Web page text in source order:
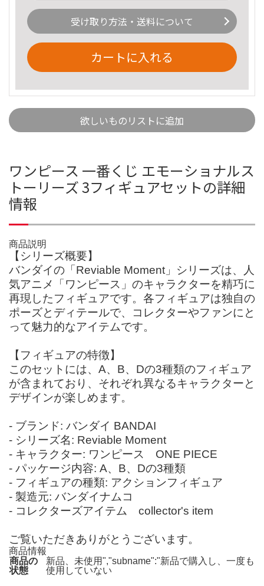
受け取り方法・送料について
カートに入れる
欲しいものリストに追加
ワンピース 一番くじ エモーショナルス
トーリーズ 3フィギュアセットの詳細
情報
商品説明
【シリーズ概要】
バンダイの「Reviable Moment」シリーズは、人
気アニメ「ワンピース」のキャラクターを精巧に
再現したフィギュアです。各フィギュアは独自の
ポーズとディテールで、コレクターやファンにと
って魅力的なアイテムです。
【フィギュアの特徴】
このセットには、A、B、Dの3種類のフィギュア
が含まれており、それぞれ異なるキャラクターと
デザインが楽しめます。
- ブランド: バンダイ BANDAI
- シリーズ名: Reviable Moment
- キャラクター: ワンピース ONE PIECE
- パッケージ内容: A、B、Dの3種類
- フィギュアの種類: アクションフィギュア
- 製造元: バンダイナムコ
- コレクターズアイテム collector's item
ご覧いただきありがとうございます。
商品情報
商品の
状態
新品、未使用","subname":"新品で購入し、一度も
使用していない